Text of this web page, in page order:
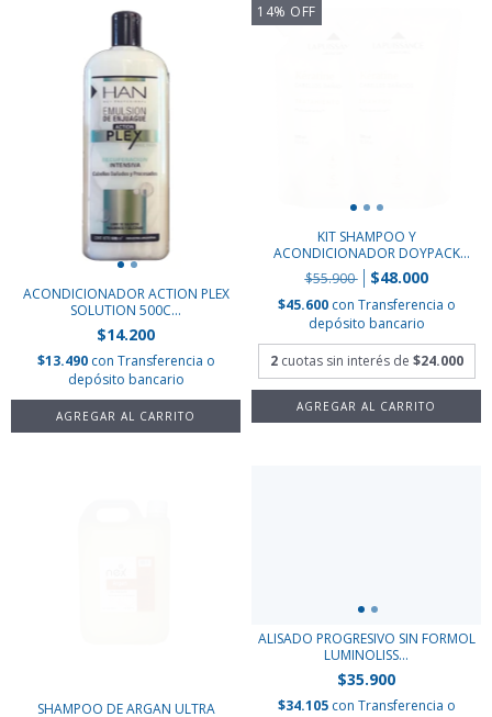
ACONDICIONADOR ACTION PLEX
SOLUTION 500C...
$14.200
$13.490 con Transferencia o
depósito bancario
14% OFF
KIT SHAMPOO Y
ACONDICIONADOR DOYPACK
KER...
$55.900 $48.000
$45.600 con Transferencia o
depósito bancario
2 cuotas sin interés de $24.000
SHAMPOO DE ARGAN ULTRA
ALISADO PROGRESIVO SIN FORMOL
LUMINOLISS...
$35.900
$34.105 con Transferencia o